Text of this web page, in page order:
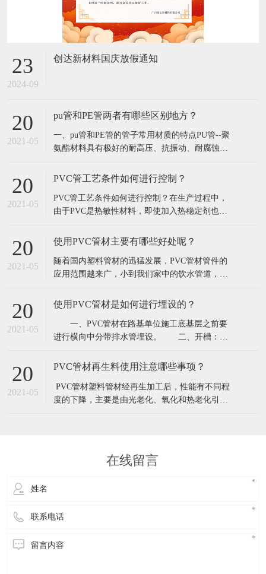
23
2024-09
创达新材料国庆放假通知
20
2021-05
pu管和PE管两者有哪些区别地方？
​一、pu管和PE管的管子常用材质的特点​PU管--聚
氨酯材料具有极好的耐高压、抗振动、耐腐蚀、
方便灵活，便于布管作业，内外径尺寸精度控制
优良的耐温隔热和优越的随意弯曲性能。PE管--
聚乙烯材料重量轻、韧性好、耐
20
2021-05
PVC管工艺条件如何进行控制？
​PVC管工艺条件如何进行控制？在生产过程中，
由于PVC是热敏性材料，即使加入热稳定剂也只
现分解，这就要求PVC的成型加工温度应严格控
近，往往因为温度控制不当造成分解现象。因
此，挤出温度应根据配方、挤出机特性、机
20
2021-05
使用PVC管材主要有哪些好处呢？
​随着国内塑料管材的迅猛发展，PVC管材管件的
应用范围越来广，小到我们家中的饮水管道，楼
被PVC管材管件替代。究其原因可以看出结论
PVC管材主要有哪些好处呢？​1.连接可靠。PVC管
材和PVC管件之间采用电热熔的方
20
2021-05
使用PVC管材是如何进行埋设的？
​ 一、PVC管材在路基单位施工底基层之前要
进行横向中分带排水管埋设。 二、开槽：
计桩号位置进行人工开槽.PE管槽宽要比管径略宽
侧距中线10公分,外侧伸到边坡,挖方段伸到边沟内
墙.槽的坡度要顺路的横向排
20
2021-05
PVC管材再生料使用注意哪些事项？
​ PVC管材塑料管材经再生加工后，性能有不同程
度的下降，主要是由光老化、氧化和热老化引起
使用、使用年限短的产品，回收料性能变化也不
大;而在室外使用，年限长、环境
在线留言